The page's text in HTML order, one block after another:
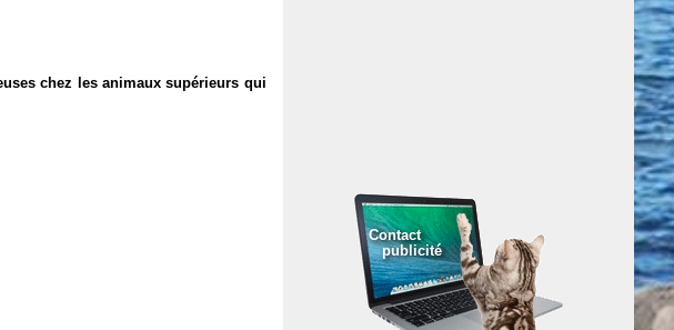
chez les animaux supérieurs qui
Contact
publicité